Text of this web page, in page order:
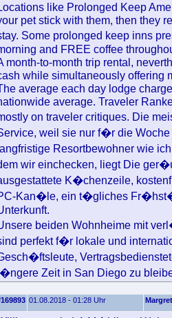
like Prolonged Keep
pet stick with them, then they
Some prolonged keep inns
and FREE coffee
month-to-month trip rental,
while simultaneously offering
average each day lodge
average. Traveler
on traveler critiques. Die
weil sie nur f�r die
Resortbewohner wie
wir einchecken, liegt Die
K�chenzeile,
Kan�le, ein t�gliches
beiden Wohnheime mit
perfekt f�r lokale und
Zeit in San Diego zu
01.08.2018 - 01:28 Uhr Margret